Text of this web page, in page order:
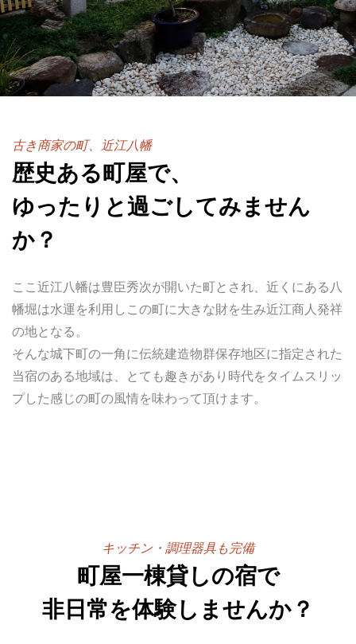
古き商家の町、近江八幡
歴史ある町屋で、
ゆったりと過ごしてみません
か？
ここ近江八幡は豊臣秀次が開いた町とされ、近くにある八
幡堀は水運を利用しこの町に大きな財を生み近江商人発祥
の地となる。
そんな城下町の一角に伝統建造物群保存地区に指定された
当宿のある地域は、とても趣きがあり時代をタイムスリッ
プした感じの町の風情を味わって頂けます。
キッチン・調理器具も完備
町屋一棟貸しの宿で
非日常を体験しませんか？